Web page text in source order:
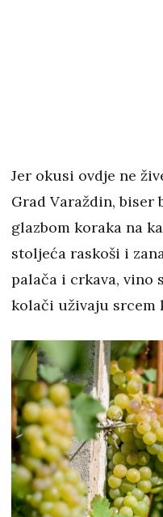
Jer okusi ovdje ne
Grad Varaždin, biser
glazbom koraka na
stoljeća raskoši i
palača i crkava, vino
kolači uživaju srcem